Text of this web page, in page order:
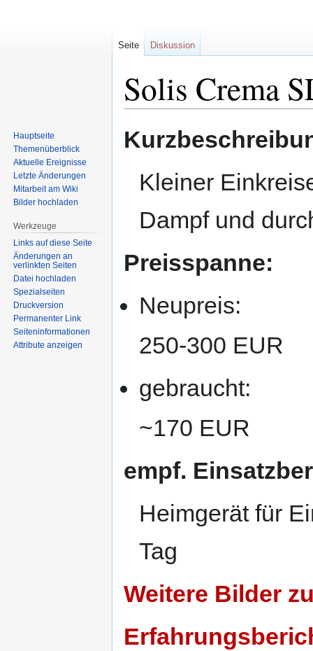
Solis Crema
Navigation
Suche
Kleiner
Dampf und
Preisspanne:
Neupreis:
250-300 EUR
gebraucht:
~170 EUR
empf.
Heimgerät für
Tag
Weitere Bilder
Seite Diskussion
Hauptseite
Themenüberblick
Aktuelle Ereignisse
Letzte Änderungen
Mitarbeit am Wiki
Bilder hochladen
Werkzeuge
Links auf diese Seite
Änderungen an
verlinkten Seiten
Datei hochladen
Spezialseiten
Druckversion
Permanenter Link
Seiten­informationen
Attribute anzeigen